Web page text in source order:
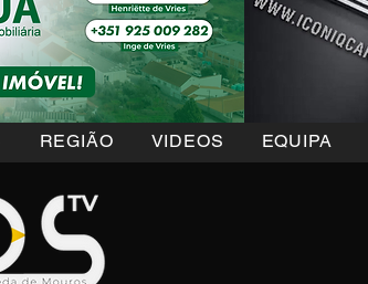
REGIÃO VIDEOS EQUIPA